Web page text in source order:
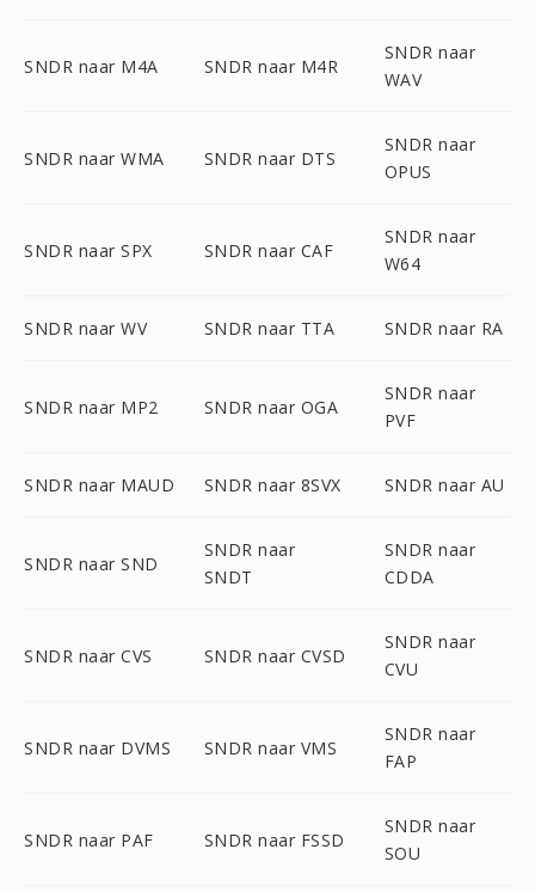
SNDR naar M4A SNDR naar M4R
SNDR naar
WAV
SNDR naar WMA SNDR naar DTS
SNDR naar
OPUS
SNDR naar SPX SNDR naar CAF
SNDR naar
W64
SNDR naar WV SNDR naar TTA SNDR naar RA
SNDR naar MP2 SNDR naar OGA
SNDR naar
PVF
SNDR naar MAUD SNDR naar 8SVX SNDR naar AU
SNDR naar SND
SNDR naar
SNDT
SNDR naar
CDDA
SNDR naar CVS SNDR naar CVSD
SNDR naar
CVU
SNDR naar DVMS SNDR naar VMS
SNDR naar
FAP
SNDR naar PAF SNDR naar FSSD
SNDR naar
SOU